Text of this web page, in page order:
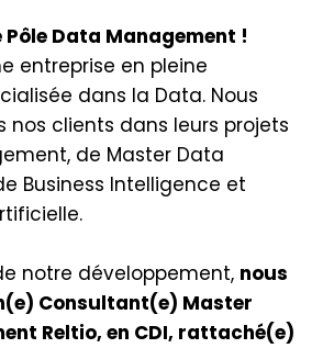
Pôle Data Management !
entreprise en pleine
dans la Data. Nous
clients dans leurs projets
de Master Data
Business Intelligence et
notre développement, nous
Consultant(e) Master
Reltio, en CDI, rattaché(e)